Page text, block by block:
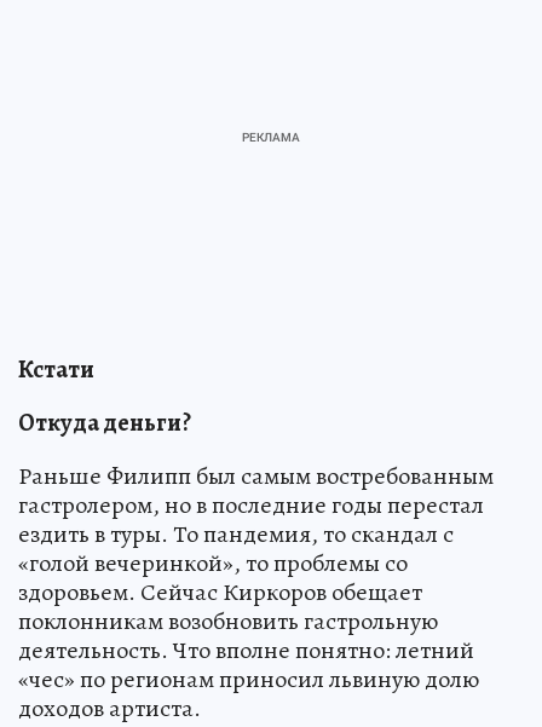
Кстати
Откуда деньги?
Раньше Филипп был самым востребованным
гастролером, но в последние годы перестал
ездить в туры. То пандемия, то скандал с
«голой вечеринкой», то проблемы со
здоровьем. Сейчас Киркоров обещает
поклонникам возобновить гастрольную
деятельность. Что вполне понятно: летний
«чес» по регионам приносил львиную долю
доходов артиста.